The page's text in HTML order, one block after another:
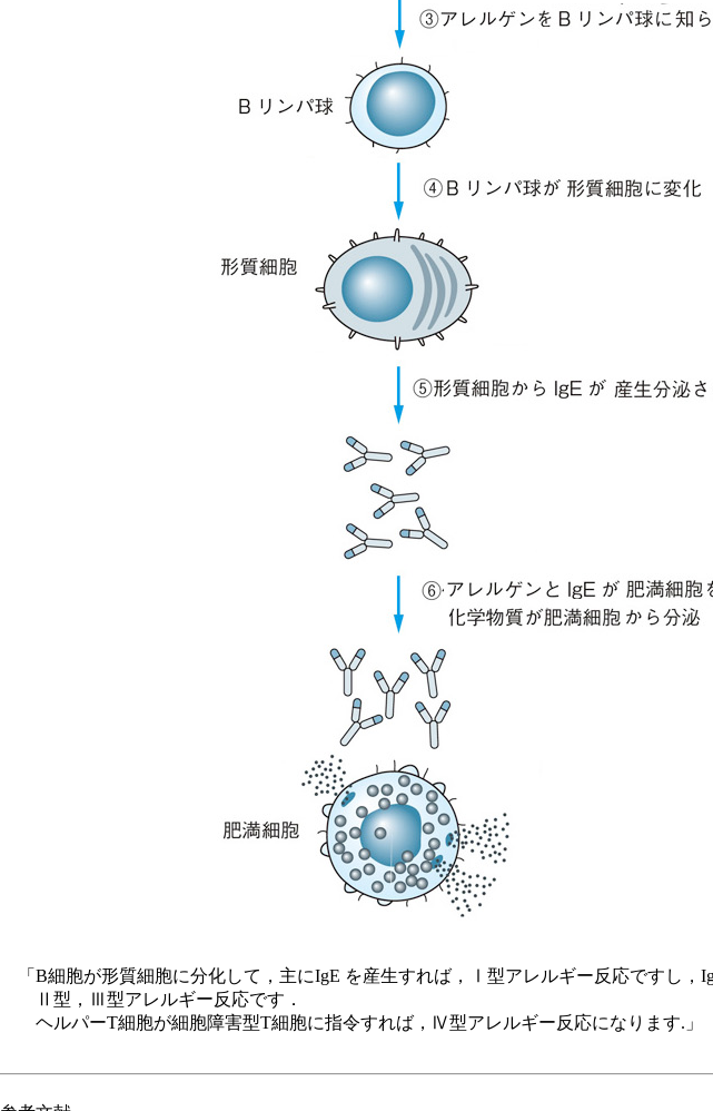
「 B細胞が形質細胞に分化して，主にIgE を産生すれば，Ⅰ型アレルギー反応ですし，
Ⅱ型，Ⅲ型アレルギー反応です．
ヘルパーT細胞が細胞障害型T細胞に指令すれば，Ⅳ型アレルギー反応になります.」